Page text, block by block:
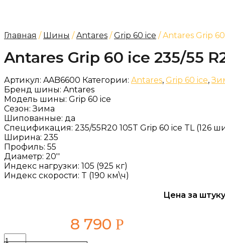
Главная / Шины /Antares /Grip 60 ice / Antares Grip
Antares Grip 60 ice 235/55
Артикул: AAB6600 Категории: Antares, Grip 60 ice,
Бренд шины: Antares
Модель шины: Grip 60 ice
Сезон:Зима
Шипованные: да
Спецификация: 235/55R20 105T Grip 60 ice TL (126
Ширина: 235
Профиль: 55
Диаметр: 20''
Индекс нагрузки: 105 (925 кг)
Индекс скорости: T (190 км\ч)
Цена за
8 790 Р
Количество